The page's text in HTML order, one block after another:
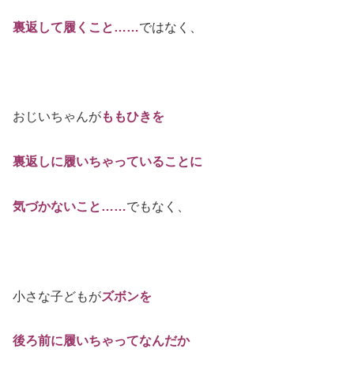
裏返して履くこと……ではなく、
おじいちゃんがももひきを
裏返しに履いちゃっていることに
気づかないこと……でもなく、
小さな子どもがズボンを
後ろ前に履いちゃってなんだか